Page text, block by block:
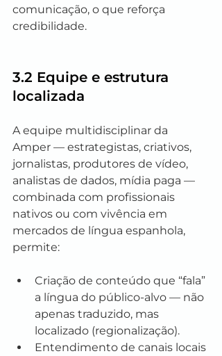
comunicação, o que reforça
credibilidade.
3.2 Equipe e estrutura
localizada
A equipe multidisciplinar da
Amper — estrategistas, criativos,
jornalistas, produtores de vídeo,
analistas de dados, mídia paga —
combinada com profissionais
nativos ou com vivência em
mercados de língua espanhola,
permite:
Criação de conteúdo que “fala”
a língua do público‑alvo — não
apenas traduzido, mas
localizado (regionalização).
Entendimento de canais locais